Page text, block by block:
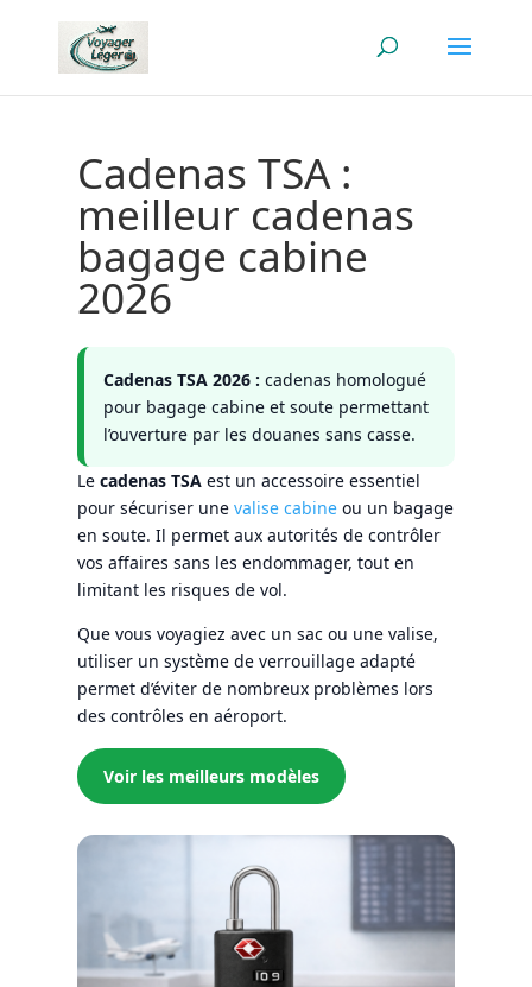
Cadenas TSA :
meilleur cadenas
bagage cabine
2026
Cadenas TSA 2026 : cadenas homologué
pour bagage cabine et soute permettant
l’ouverture par les douanes sans casse.
Le cadenas TSAest un accessoire essentiel
pour sécuriser une valise cabineou un bagage
en soute. Il permet aux autorités de contrôler
vos affaires sans les endommager, tout en
limitant les risques de vol.
Que vous voyagiez avec un sac ou une valise,
utiliser un système de verrouillage adapté
permet d’éviter de nombreux problèmes lors
des contrôles en aéroport.
Voir les meilleurs modèles